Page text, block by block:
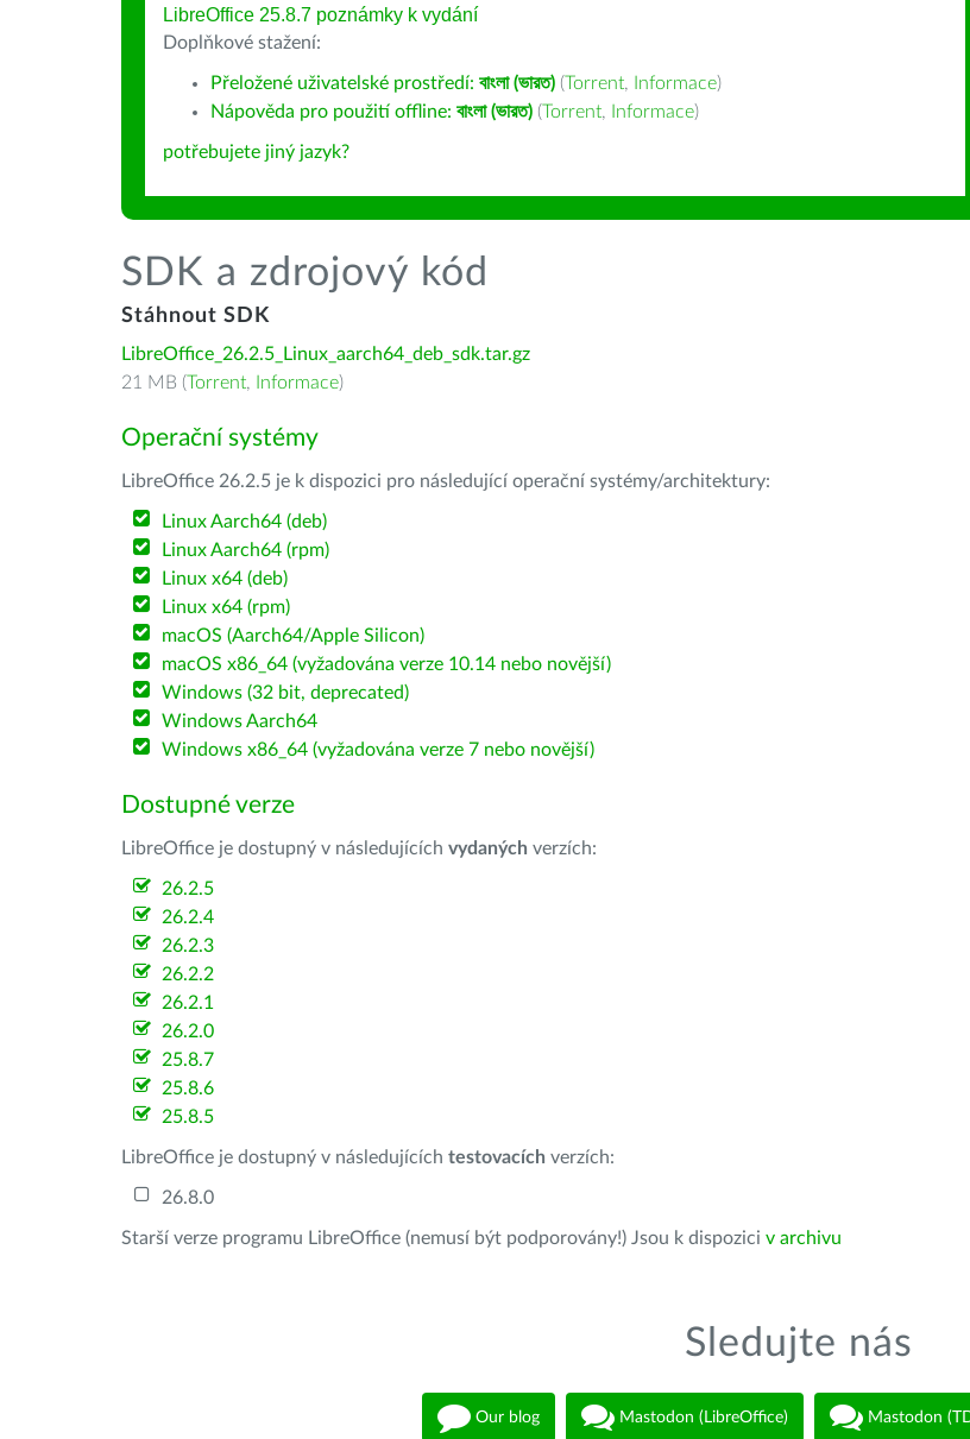
LibreOffice 25.8.7 poznámky k vydání
Doplňkové stažení:
Přeložené uživatelské prostředí: বাংলা (ভারত) (Torrent, Informace)
Nápověda pro použití offline: বাংলা (ভারত) (Torrent, Informace)
potřebujete jiný jazyk?
SDK a zdrojový kód
Stáhnout SDK
LibreOffice_26.2.5_Linux_aarch64_deb_sdk.tar.gz
21 MB (Torrent, Informace)
Operační systémy
LibreOffice 26.2.5 je k dispozici pro následující operační systémy/architektury:
Linux Aarch64 (deb)
Linux Aarch64 (rpm)
Linux x64 (deb)
Linux x64 (rpm)
macOS (Aarch64/Apple Silicon)
macOS x86_64 (vyžadována verze 10.14 nebo novější)
Windows (32 bit, deprecated)
Windows Aarch64
Windows x86_64 (vyžadována verze 7 nebo novější)
Dostupné verze
LibreOffice je dostupný v následujících vydaných verzích:
26.2.5
26.2.4
26.2.3
26.2.2
26.2.1
26.2.0
25.8.7
25.8.6
25.8.5
LibreOffice je dostupný v následujících testovacích verzích:
26.8.0
Starší verze programu LibreOffice (nemusí být podporovány!) Jsou k dispozici v archivu
Sledujte nás
Our blog Mastodon (LibreOffice) Mastodon